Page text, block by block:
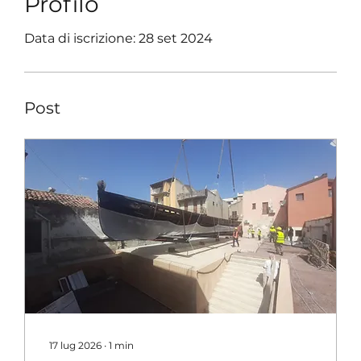
Data di iscrizione: 28 set 2024
Post
17 lug 2026 ∙ 1 min